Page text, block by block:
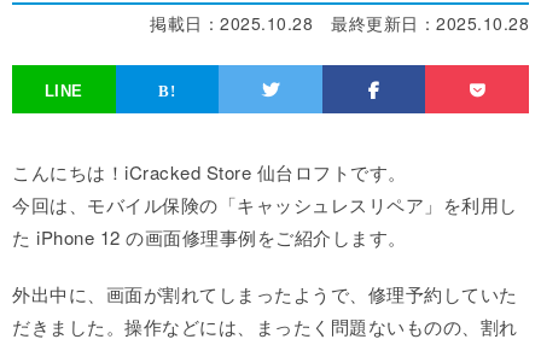
最終更新日： 2025.10.28
掲載日： 2025.10.28
こんにちは！iCracked Store 仙台ロフトです。
今回は、モバイル保険の「キャッシュレスリペア」を利用し
た iPhone 12 の画面修理事例をご紹介します。
外出中に、画面が割れてしまったようで、修理予約していた
だきました。操作などには、まったく問題ないものの、割れ